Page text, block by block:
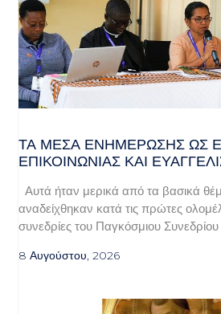
ΤΑ ΜΈΣΑ ΕΝΗΜΈΡΩΣΗΣ ΩΣ
ΕΠΙΚΟΙΝΩΝΊΑΣ ΚΑΙ
Αυτά ήταν μερικά από τα βασικά
αναδείχθηκαν κατά τις πρώτες
συνεδρίες του Παγκόσμιου
8 Αυγούστου, 2026